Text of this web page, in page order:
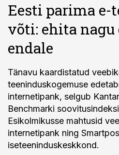
Eesti parima e-
võti: ehita
endale
Tänavu kaardistatud
teeninduskogemuse
internetipank, selgub
Benchmarki
Esikolmikusse mahtusid
internetipank ning
iseteeninduskeskkond.